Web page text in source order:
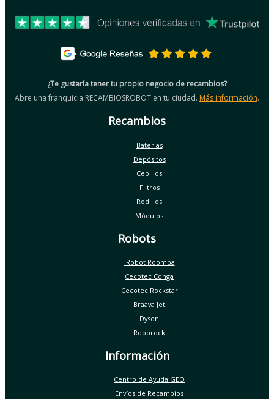
¿Te gustaría tener tu propio negocio de recambios?
Abre una franquicia RECAMBIOSROBOT en tu ciudad. Más información.
Recambios
Baterías
Depósitos
Cepillos
Filtros
Rodillos
Módulos
Robots
iRobot Roomba
Cecotec Conga
Cecotec Rockstar
Braava Jet
Dyson
Roborock
Información
Centro de Ayuda GEO
Envíos de Recambios